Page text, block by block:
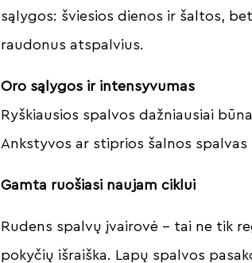
sąlygos: šviesios dienos ir šaltos,
raudonus atspalvius.
Oro sąlygos ir intensyvumas
Ryškiausios spalvos dažniausiai
Ankstyvos ar stiprios šalnos spalvas
Gamta ruošiasi naujam ciklui
Rudens spalvų įvairovė – tai ne tik
pokyčių išraiška. Lapų spalvos